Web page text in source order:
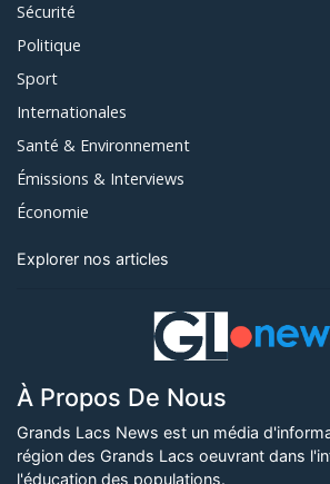
Sécurité
Politique
Sport
Internationales
Santé & Environnement
Émissions & Interviews
Économie
Explorer nos articles
À Propos De Nous
Grands Lacs News est un média
région des Grands Lacs oeuvrant dans
l'éducation des populations.